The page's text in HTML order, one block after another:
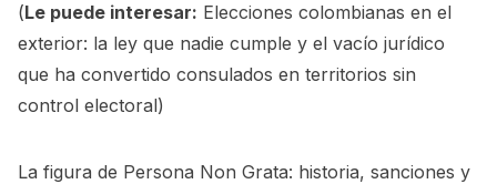
(Le puede interesar: Elecciones colombianas en el
exterior: la ley que nadie cumple y el vacío jurídico
que ha convertido consulados en territorios sin
control electoral)
La figura de Persona Non Grata: historia, sanciones y